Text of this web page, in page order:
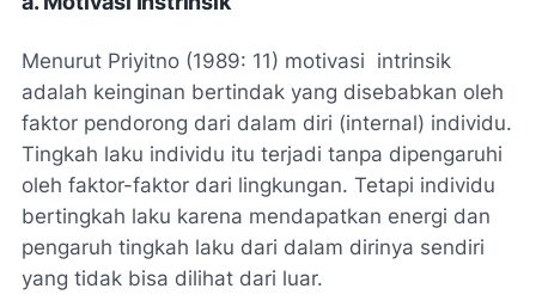
Menurut Priyitno (1989: 11) motivasi intrinsik
adalah keinginan bertindak yang disebabkan oleh
faktor pendorong dari dalam diri (internal) individu.
Tingkah laku individu itu terjadi tanpa dipengaruhi
oleh faktor-faktor dari lingkungan. Tetapi individu
bertingkah laku karena mendapatkan energi dan
pengaruh tingkah laku dari dalam dirinya sendiri
yang tidak bisa dilihat dari luar.